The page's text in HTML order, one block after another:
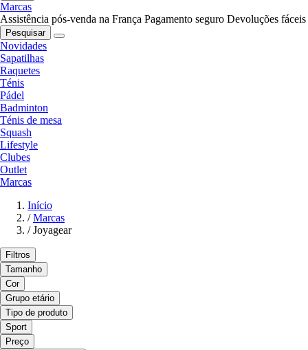
Marcas
Assistência pós-venda na França Pagamento seguro Devoluções fáceis
Pesquisar
Novidades
Sapatilhas
Raquetes
Ténis
Pádel
Badminton
Ténis de mesa
Squash
Lifestyle
Clubes
Outlet
Marcas
Início
/ Marcas
/ Joyagear
Filtros
Tamanho
Cor
Grupo etário
Tipo de produto
Sport
Preço